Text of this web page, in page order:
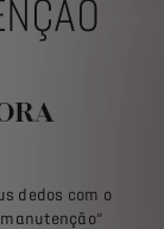
dedos com o